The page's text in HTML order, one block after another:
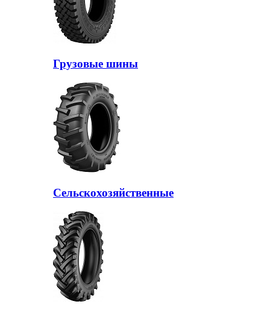
Грузовые шины
Сельскохозяйственные